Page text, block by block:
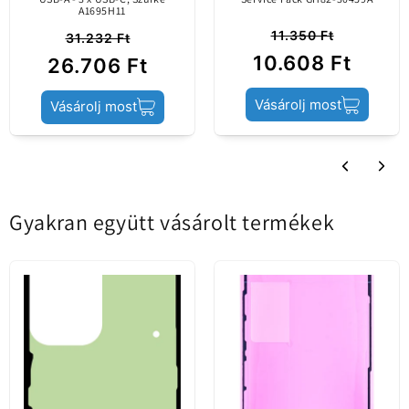
A1695H11
31.232 Ft
26.706 Ft
Vásárolj most
11.350 Ft
10.608 Ft
Vásárolj most
Gyakran együtt vásárolt termékek